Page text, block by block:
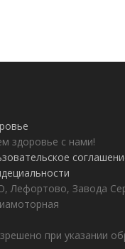
здоровье с нами!
Лефортово, Завода
при указании